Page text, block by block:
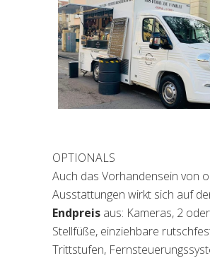
OPTIONALS
Auch das Vorhandensein von
Ausstattungen wirkt sich auf
Endpreis aus: Kameras, 2
Stellfüße, einziehbare
Trittstufen,